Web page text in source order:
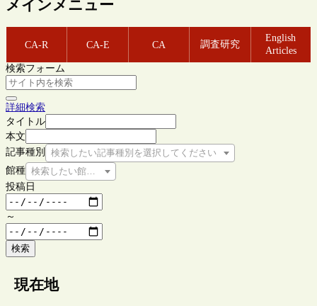
メインメニュー
CA-R CA-E CA 調査研究
English
Articles
検索フォーム
詳細検索
タイトル
本文
記事種別
検索したい記事種別を選択してください
館種 検索したい館種を選択してください
投稿日
～
検索
現在地